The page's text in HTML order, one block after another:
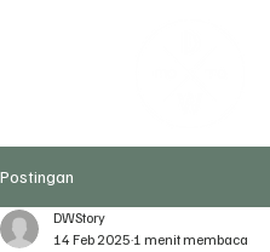
Postingan
DWStory
14 Feb 2025 1 menit membaca